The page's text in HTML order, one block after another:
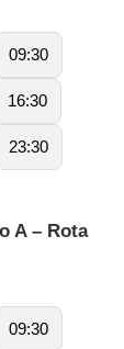
09:30
16:30
23:30
A – Rota
09:30